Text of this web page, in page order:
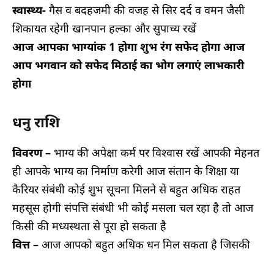
स्वास्थ्य- गैस व बदहजमी की वजह से सिर दर्द व वमन जैसी
शिकायत रहेगी खानपान हल्का और सुपाच्य रखें
आज आपका भाग्यांक 1 होगा शुभ रंग सफेद होगा आज
आप भगवान को सफेद मिठाई का भोग लगाएं लाभकारी
होगा
धनु राशि
विवरण – भाग्य की अपेक्षा कर्म पर विश्वास रखें आपकी मेहनत
ही आपके भाग्य का निर्माण करेगी आज संतान के शिक्षा या
कैरियर संबंधी कोई शुभ सूचना मिलने से बहुत अधिक राहत
महसूस होगी संपत्ति संबंधी भी कोई मसला चल रहा है तो आज
किसी की मध्यस्थता से पूरा हो सकता है
वित्त – आज आपको बहुत अधिक धन मिल सकता है जिसकी